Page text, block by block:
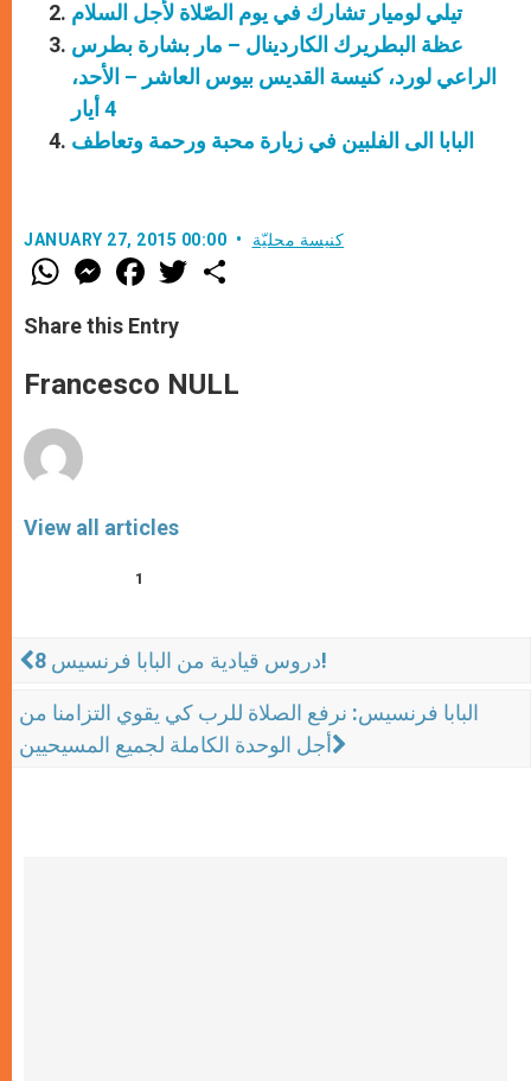
تيلي لوميار تشارك في يوم الصّلاة لأجل السلام
عظة البطريرك الكاردينال – مار بشارة بطرس
الراعي لورد، كنيسة القديس بيوس العاشر – الأحد،
4 أيار
البابا الى الفلبين في زيارة محبة ورحمة وتعاطف
JANUARY 27, 2015 00:00 كنيسة محليّة
W
h
t
s
p
p
M
e
s
e
g
e
F
a
e
b
o
k
w
r
Share this Entry
Francesco NULL
View all articles
1
8 دروس قيادية من البابا فرنسيس!
البابا فرنسيس: نرفع الصلاة للرب كي يقوي التزامنا من
أجل الوحدة الكاملة لجميع المسيحيين